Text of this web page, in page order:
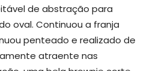
de abstração para
oval. Continuou a franja
penteado e realizado de
atraente nas